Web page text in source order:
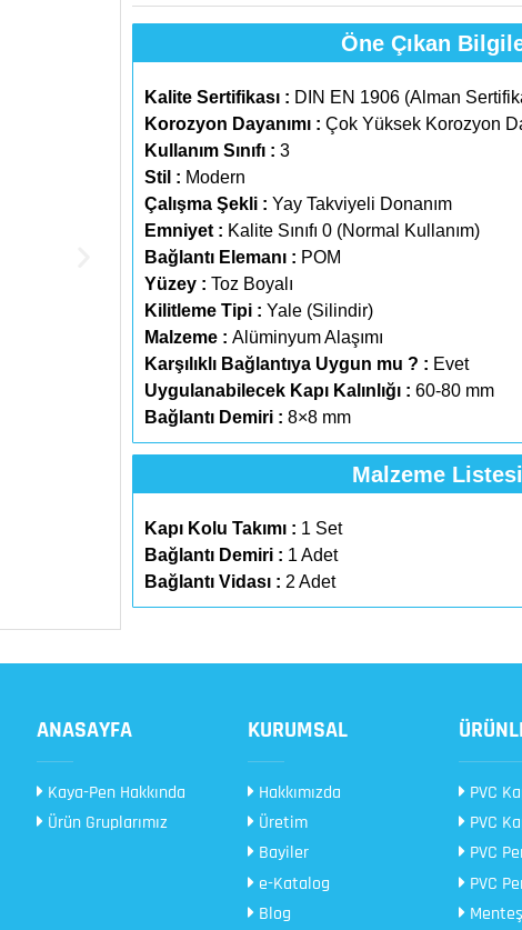
Öne Çıkan
Kalite Sertifikası : DIN EN 1906 (Alman
Korozyon Dayanımı : Çok Yüksek Korozyon
Kullanım Sınıfı : 3
Stil : Modern
Çalışma Şekli : Yay Takviyeli Donanım
Emniyet : Kalite Sınıfı 0 (Normal Kullanım)
Bağlantı Elemanı : POM
Yüzey : Toz Boyalı
Kilitleme Tipi : Yale (Silindir)
Malzeme : Alüminyum Alaşımı
Karşılıklı Bağlantıya Uygun mu ? : Evet
Uygulanabilecek Kapı Kalınlığı : 60-80 mm
Bağlantı Demiri : 8×8 mm
Malzeme Listesi
Kapı Kolu Takımı : 1 Set
Bağlantı Demiri : 1 Adet
Bağlantı Vidası : 2 Adet
ANASAYFA
Kaya-Pen Hakkında
Ürün Gruplarımız
KURUMSAL
Hakkımızda
Üretim
Bayiler
e-Katalog
Blog
PVC
PVC
PVC
PVC